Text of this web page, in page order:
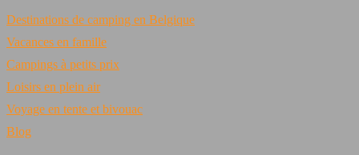
Destinations de camping en Belgique
Vacances en famille
Campings à petits prix
Loisirs en plein air
Voyage en tente et bivouac
Blog